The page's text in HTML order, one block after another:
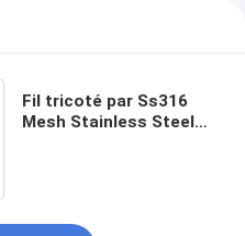
Fil tricoté par Ss316
Mesh Stainless Steel